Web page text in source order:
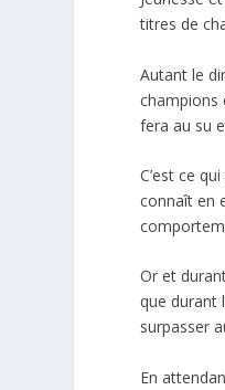
titres de
Autant le
champions
fera au su
C’est ce
connaît en
Or et
que durant
surpasser
En